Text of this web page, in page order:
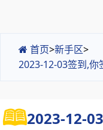
首页>新手区>
2023-12-03签到,你
2023-12-